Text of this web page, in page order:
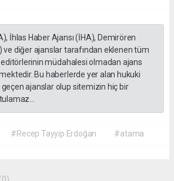
İhlas Haber Ajansı (İHA), Demirören
ve diğer ajanslar tarafından eklenen tüm
müdahalesi olmadan ajans
Bu haberlerde yer alan hukuki
ajanslar olup sitemizin hiç bir
#Recep Tayyip Erdoğan #atama